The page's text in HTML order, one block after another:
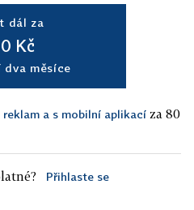
dál za
Kč
dva měsíce
reklam a s mobilní aplikací za 80
Přihlaste se